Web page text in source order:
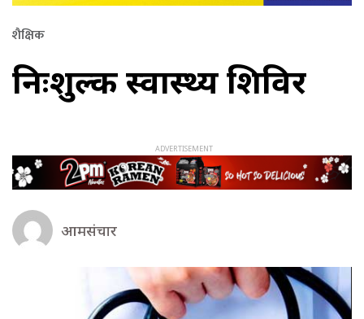
शैक्षिक
निःशुल्क स्वास्थ्य शिविर
आमसंचार